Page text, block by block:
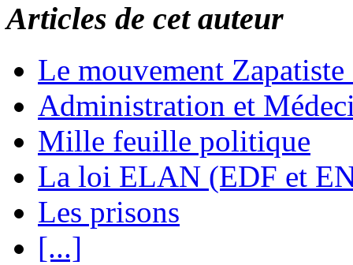
Articles de cet auteur
Le mouvement
Administration et
Mille feuille politique
La loi ELAN (EDF et
Les prisons
[...]